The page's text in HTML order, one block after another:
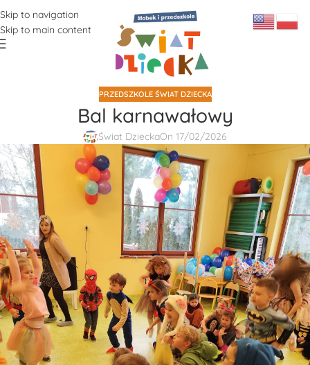
Skip to navigation
Skip to main content
PRZEDSZKOLE ŚWIAT DZIECKA
Bal karnawałowy
Świat DzieckaOn 17/02/2026